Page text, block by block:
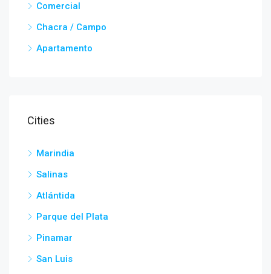
Comercial
Chacra / Campo
Apartamento
Cities
Marindia
Salinas
Atlántida
Parque del Plata
Pinamar
San Luis